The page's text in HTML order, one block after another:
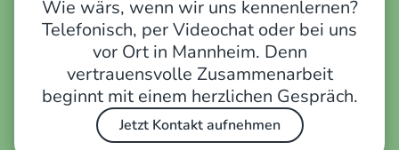
Wie wärs, wenn wir uns kennenlernen?
Telefonisch, per Videochat oder bei uns
vor Ort in Mannheim. Denn
vertrauensvolle Zusammenarbeit
beginnt mit einem herzlichen Gespräch.
Jetzt Kontakt aufnehmen